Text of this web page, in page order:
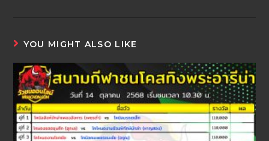
YOU MIGHT ALSO LIKE